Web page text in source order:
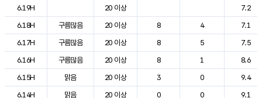
6.19H
20 이상
7.2
6.18H
구름많음 20 이상 8 4
7.1
6.17H
구름많음 20 이상 8 5
7.5
6.16H
구름많음 20 이상 8 1
8.6
6.15H
맑음 20 이상 3 0
9.4
6.14H
맑음 20 이상 0 0
9.1